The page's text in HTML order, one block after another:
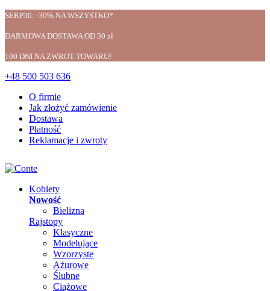
SERP30: -30% NA WSZYSTKO*
DARMOWA DOSTAWA OD 50 zł
100 DNI NA ZWROT TOWARU!
+48 500 503 636
O firmie
Jak złożyć zamówienie
Dostawa
Płatność
Reklamacje i zwroty
Kobiety
Nowość
Bielizna
Rajstopy
Klasyczne
Modelujące
Wzorzyste
Ażurowe
Ślubne
Ciążowe